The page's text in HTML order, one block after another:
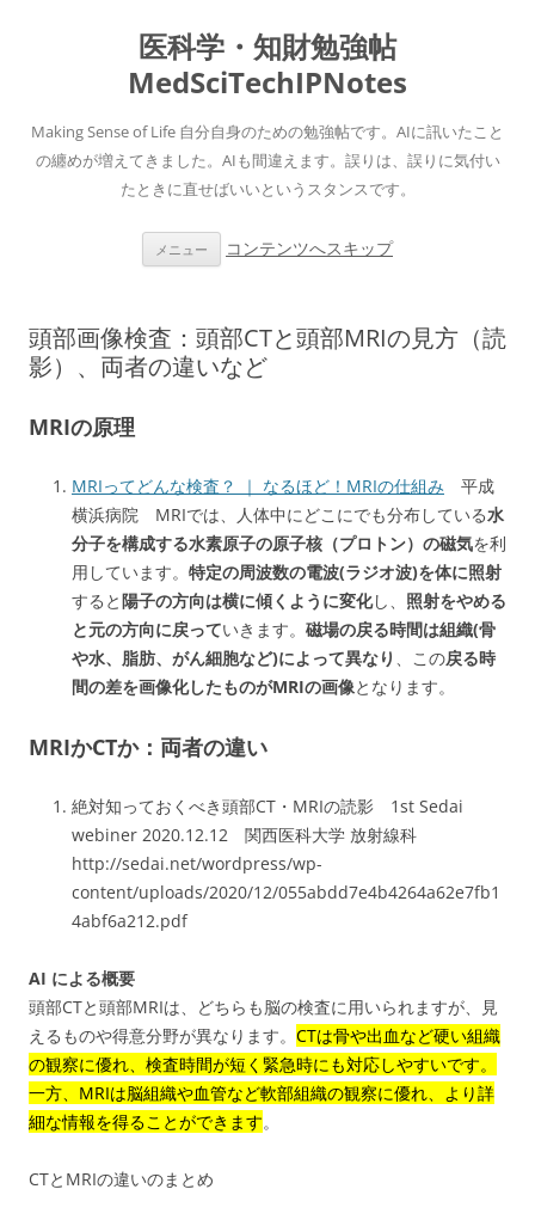
医科学・知財勉強帖
MedSciTechIPNotes
Making Sense of Life 自分自身のための勉強帖です。AIに訊いたこと
の纏めが増えてきました。AIも間違えます。誤りは、誤りに気付い
たときに直せばいいというスタンスです。
メニュー コンテンツへスキップ
頭部画像検査：頭部CTと頭部MRIの見方（読
影）、両者の違いなど
MRIの原理
MRIってどんな検査？ ｜ なるほど！MRIの仕組み 平成
横浜病院 MRIでは、人体中にどこにでも分布している水
分子を構成する水素原子の原子核（プロトン）の磁気を利
用しています。 特定の周波数の電波(ラジオ波)を体に照射
すると陽子の方向は横に傾くように変化し、 照射をやめる
と元の方向に戻っていきます。 磁場の戻る時間は組織(骨
や水、脂肪、がん細胞など)によって異なり 、この戻る時
間の差を画像化したものがMRIの画像となります。
MRIかCTか：両者の違い
絶対知っておくべき頭部CT・MRIの読影 1st Sedai
webiner 2020.12.12 関⻄医科⼤学 放射線科
http://sedai.net/wordpress/wp-
content/uploads/2020/12/055abdd7e4b4264a62e7fb1
4abf6a212.pdf
AI による概要
頭部CTと頭部MRIは、どちらも脳の検査に用いられますが、見
えるものや得意分野が異なります。 CTは骨や出血など硬い組織
の観察に優れ、検査時間が短く緊急時にも対応しやすいです。
一方、MRIは脳組織や血管など軟部組織の観察に優れ、より詳
細な情報を得ることができます。
CTとMRIの違いのまとめ